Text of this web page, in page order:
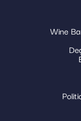
Wine